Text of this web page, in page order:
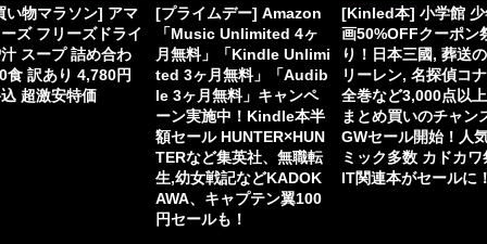
[プライムデー] Amazon
「Music Unlimited 4ヶ
月無料」「Kindle Unlimi
ted 3ヶ月無料」「Audib
le 3ヶ月無料」キャンペ
ーン実施中！Kindle本半
額セール HUNTER×HUN
TERなど集英社、無職転
生,幼女戦記などKADOK
AWA、キャプテン翼100
円セールも！
[Kinled本] 小学館 少
画50%OFFクーポン
り！日本三國, 葬送
リーレン, 名探偵コ
全巻など3,000点以
まとめ買いのチャン
GWセール開始！人
ミック多数 カドカワ
IT関連本がセールに
い物マラソン] アマ
ズ フリーズドライ
スープ 詰め合わ
食 訳あり 4,780円
超激安特価